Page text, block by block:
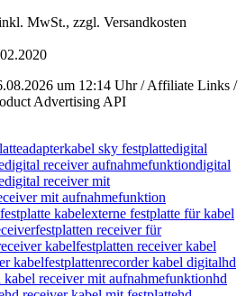
MwSt., zzgl. Versandkosten
um 12:14 Uhr / Affiliate Links /
Advertising API
adapterkabel sky festplattedigital
digital receiver aufnahmefunktiondigital
digital receiver mit
mit aufnahmefunktion
kabelexterne festplatte für kabel
festplatten receiver für
kabelfestplatten receiver kabel
kabelfestplattenrecorder kabel digitalhd
kabel receiver mit aufnahmefunktionhd